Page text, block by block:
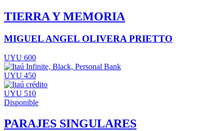
TIERRA Y MEMORIA
MIGUEL ANGEL OLIVERA PRIETTO
UYU 600
UYU 450
UYU 510
Disponible
PARAJES SINGULARES